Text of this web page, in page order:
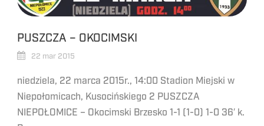
PUSZCZA – OKOCIMSKI
22 mar 2015
niedziela, 22 marca 2015r., 14:00 Stadion Miejski w
Niepołomicach, Kusocińskiego 2 PUSZCZA
NIEPOŁOMICE – Okocimski Brzesko 1-1 (1-0) 1-0 36′ k.